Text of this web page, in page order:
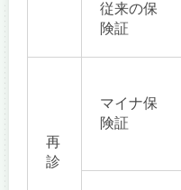
従来の保
険証
再
診
マイナ保
険証